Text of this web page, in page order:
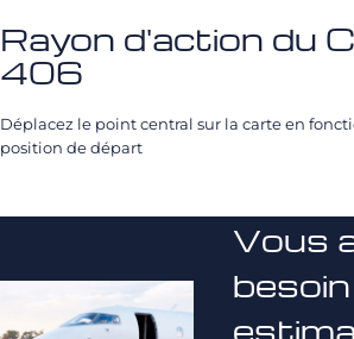
Rayon d'action du
406
Déplacez le point central sur la carte en
position de départ
Vous